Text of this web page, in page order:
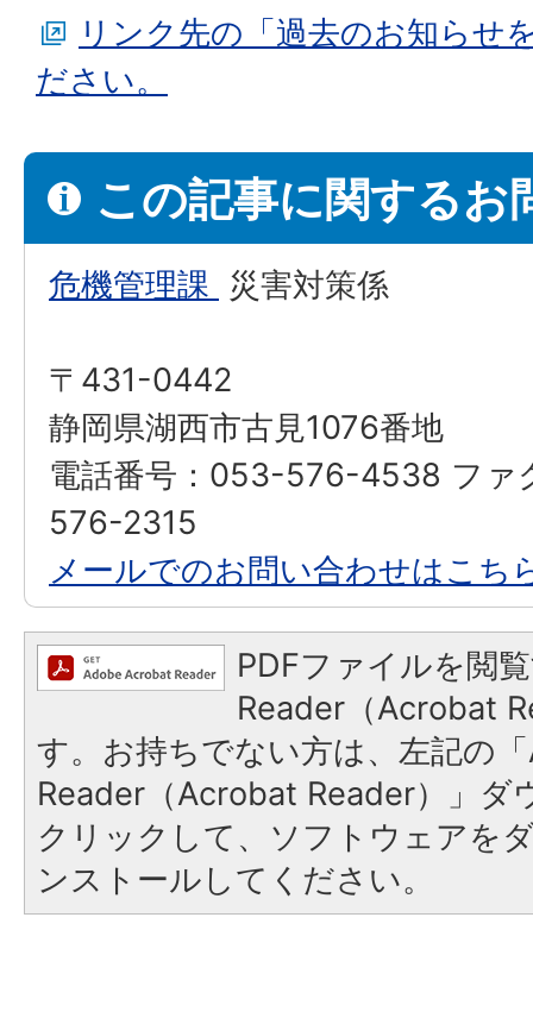
リンク先の「過去のお知らせ
ださい。
この記事に関するお
危機管理課 災害対策係
〒431-0442
静岡県湖西市古見1076番地
電話番号：053-576-4538 ファ
576-2315
メールでのお問い合わせはこち
PDFファイルを閲
Reader（Acrobat
す。お持ちでない方は、左記の
Reader（Acrobat Reader）」ダ
クリックして、ソフトウェアを
ンストールしてください。